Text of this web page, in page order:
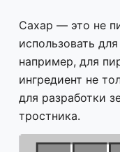
Сахар — это не
использовать
например, для
ингредиент не
для разработки
тростника.